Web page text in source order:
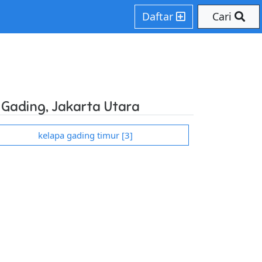
Daftar Cari
Jakarta Utara
kelapa gading timur [3]